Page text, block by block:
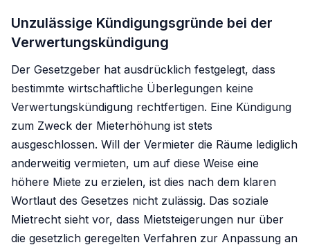
Unzulässige Kündigungsgründe bei der
Verwertungskündigung
Der Gesetzgeber hat ausdrücklich festgelegt, dass
bestimmte wirtschaftliche Überlegungen keine
Verwertungskündigung rechtfertigen. Eine Kündigung
zum Zweck der Mieterhöhung ist stets
ausgeschlossen. Will der Vermieter die Räume lediglich
anderweitig vermieten, um auf diese Weise eine
höhere Miete zu erzielen, ist dies nach dem klaren
Wortlaut des Gesetzes nicht zulässig. Das soziale
Mietrecht sieht vor, dass Mietsteigerungen nur über
die gesetzlich geregelten Verfahren zur Anpassung an